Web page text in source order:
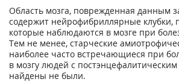
Область мозга, поврежденная данным
содержит нейрофибриллярные клубки,
которые наблюдаются в мозге при
Тем не менее, старческие
наиболее часто встречающиеся при
в мозгу людей с
найдены не были.